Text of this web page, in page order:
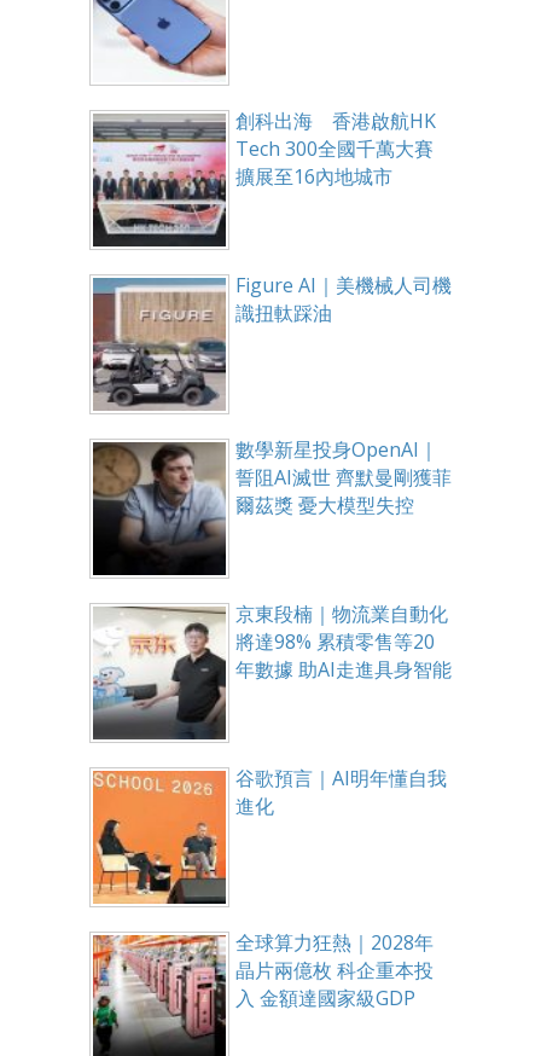
創科出海 香港啟航HK
Tech 300全國千萬大賽
擴展至16內地城市
Figure AI｜美機械人司機
識扭軚踩油
數學新星投身OpenAI｜
誓阻AI滅世 齊默曼剛獲菲
爾茲獎 憂大模型失控
京東段楠｜物流業自動化
將達98% 累積零售等20
年數據 助AI走進具身智能
谷歌預言｜AI明年懂自我
進化
全球算力狂熱｜2028年
晶片兩億枚 科企重本投
入 金額達國家級GDP